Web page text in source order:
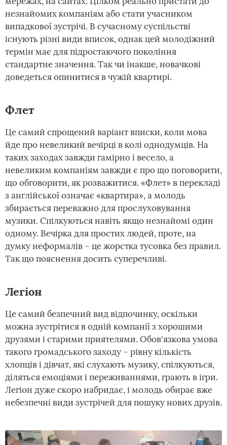
незнайомих компаніям або стати учасником
випадкової зустрічі. В сучасному суспільстві
існують різні види вписок, однак цей молодіжний
термін має для підростаючого покоління
стандартне значення. Так чи інакше, новачкові
доведеться опинитися в чужій квартирі.
Флет
Це самий спрощений варіант вписки, коли мова
йде про невеликий вечірці в колі однодумців. На
таких заходах завжди гамірно і весело, а
невеликим компаніям завжди є про що поговорити,
що обговорити, як розважитися. «Флет» в перекладі
з англійської означає «квартира», а молодь
збирається переважно для прослуховування
музики. Спілкуються навіть якщо незнайомі один
одному. Вечірка для простих людей, проте, на
думку неформалів – це жорстка тусовка без правил.
Так що пояснення досить суперечливі.
Легіон
Це самий безпечний вид відпочинку, оскільки
можна зустрітися в одній компанії з хорошими
друзями і старими приятелями. Обов'язкова умова
такого громадського заходу – рівну кількість
хлопців і дівчат, які слухають музику, спілкуються,
діляться емоціями і переживаннями, грають в ігри.
Легіон дуже скоро набридає, і молодь обирає вже
небезпечні види зустрічей для пошуку нових друзів.